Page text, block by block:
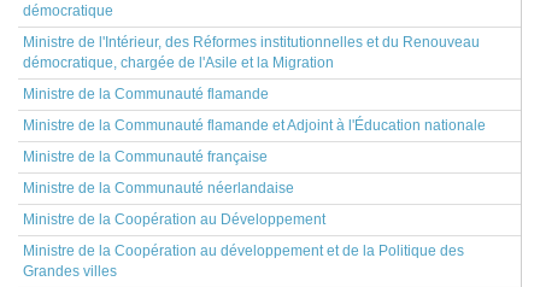
démocratique
Ministre de l'Intérieur, des Réformes institutionnelles et du Renouveau
démocratique, chargée de l'Asile et la Migration
Ministre de la Communauté flamande
Ministre de la Communauté flamande et Adjoint à l'Éducation nationale
Ministre de la Communauté française
Ministre de la Communauté néerlandaise
Ministre de la Coopération au Développement
Ministre de la Coopération au développement et de la Politique des
Grandes villes